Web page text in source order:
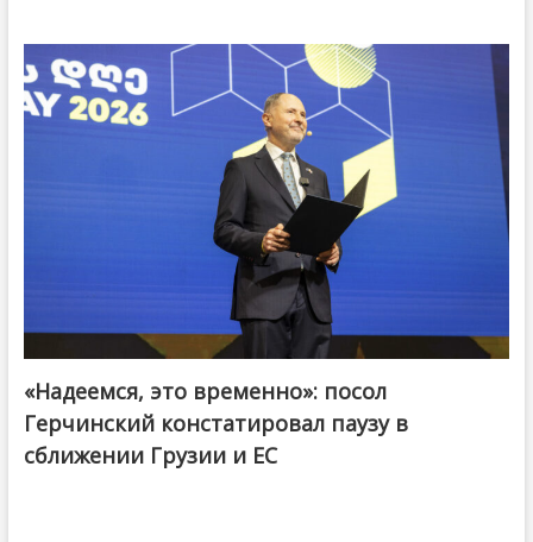
«Надеемся, это временно»: посол
Герчинский констатировал паузу в
сближении Грузии и ЕС